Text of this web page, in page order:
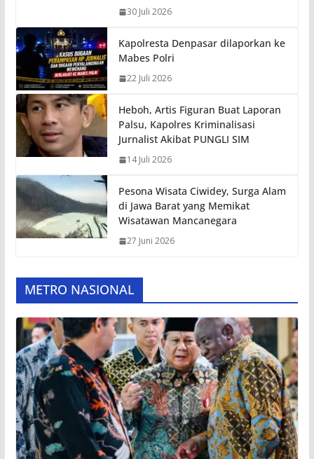
30 Juli 2026
Kapolresta Denpasar dilaporkan ke
Mabes Polri
22 Juli 2026
Heboh, Artis Figuran Buat Laporan
Palsu, Kapolres Kriminalisasi
Jurnalist Akibat PUNGLI SIM
14 Juli 2026
Pesona Wisata Ciwidey, Surga Alam
di Jawa Barat yang Memikat
Wisatawan Mancanegara
27 Juni 2026
METRO NASIONAL